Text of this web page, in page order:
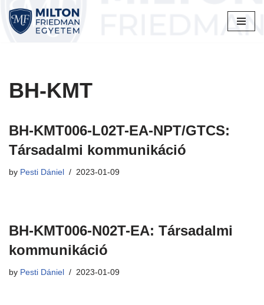
Skip
BH-KMT
BH-KMT006-L02T-EA-NPT/GTCS:
Társadalmi kommunikáció
by Pesti Dániel 2023-01-09
BH-KMT006-N02T-EA: Társadalmi
kommunikáció
by Pesti Dániel 2023-01-09